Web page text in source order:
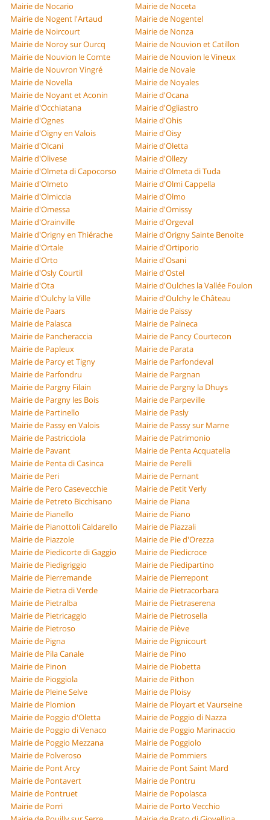
Mairie de Nocario
Mairie de Noceta
Mairie de Nogent l'Artaud
Mairie de Nogentel
Mairie de Noircourt
Mairie de Nonza
Mairie de Noroy sur Ourcq
Mairie de Nouvion et Catillon
Mairie de Nouvion le Comte
Mairie de Nouvion le Vineux
Mairie de Nouvron Vingré
Mairie de Novale
Mairie de Novella
Mairie de Noyales
Mairie de Noyant et Aconin
Mairie d'Ocana
Mairie d'Occhiatana
Mairie d'Ogliastro
Mairie d'Ognes
Mairie d'Ohis
Mairie d'Oigny en Valois
Mairie d'Oisy
Mairie d'Olcani
Mairie d'Oletta
Mairie d'Olivese
Mairie d'Ollezy
Mairie d'Olmeta di Capocorso
Mairie d'Olmeta di Tuda
Mairie d'Olmeto
Mairie d'Olmi Cappella
Mairie d'Olmiccia
Mairie d'Olmo
Mairie d'Omessa
Mairie d'Omissy
Mairie d'Orainville
Mairie d'Orgeval
Mairie d'Origny en Thiérache
Mairie d'Origny Sainte Benoite
Mairie d'Ortale
Mairie d'Ortiporio
Mairie d'Orto
Mairie d'Osani
Mairie d'Osly Courtil
Mairie d'Ostel
Mairie d'Ota
Mairie d'Oulches la Vallée Foulon
Mairie d'Oulchy la Ville
Mairie d'Oulchy le Château
Mairie de Paars
Mairie de Paissy
Mairie de Palasca
Mairie de Palneca
Mairie de Pancheraccia
Mairie de Pancy Courtecon
Mairie de Papleux
Mairie de Parata
Mairie de Parcy et Tigny
Mairie de Parfondeval
Mairie de Parfondru
Mairie de Pargnan
Mairie de Pargny Filain
Mairie de Pargny la Dhuys
Mairie de Pargny les Bois
Mairie de Parpeville
Mairie de Partinello
Mairie de Pasly
Mairie de Passy en Valois
Mairie de Passy sur Marne
Mairie de Pastricciola
Mairie de Patrimonio
Mairie de Pavant
Mairie de Penta Acquatella
Mairie de Penta di Casinca
Mairie de Perelli
Mairie de Peri
Mairie de Pernant
Mairie de Pero Casevecchie
Mairie de Petit Verly
Mairie de Petreto Bicchisano
Mairie de Piana
Mairie de Pianello
Mairie de Piano
Mairie de Pianottoli Caldarello
Mairie de Piazzali
Mairie de Piazzole
Mairie de Pie d'Orezza
Mairie de Piedicorte di Gaggio
Mairie de Piedicroce
Mairie de Piedigriggio
Mairie de Piedipartino
Mairie de Pierremande
Mairie de Pierrepont
Mairie de Pietra di Verde
Mairie de Pietracorbara
Mairie de Pietralba
Mairie de Pietraserena
Mairie de Pietricaggio
Mairie de Pietrosella
Mairie de Pietroso
Mairie de Piève
Mairie de Pigna
Mairie de Pignicourt
Mairie de Pila Canale
Mairie de Pino
Mairie de Pinon
Mairie de Piobetta
Mairie de Pioggiola
Mairie de Pithon
Mairie de Pleine Selve
Mairie de Ploisy
Mairie de Plomion
Mairie de Ployart et Vaurseine
Mairie de Poggio d'Oletta
Mairie de Poggio di Nazza
Mairie de Poggio di Venaco
Mairie de Poggio Marinaccio
Mairie de Poggio Mezzana
Mairie de Poggiolo
Mairie de Polveroso
Mairie de Pommiers
Mairie de Pont Arcy
Mairie de Pont Saint Mard
Mairie de Pontavert
Mairie de Pontru
Mairie de Pontruet
Mairie de Popolasca
Mairie de Porri
Mairie de Porto Vecchio